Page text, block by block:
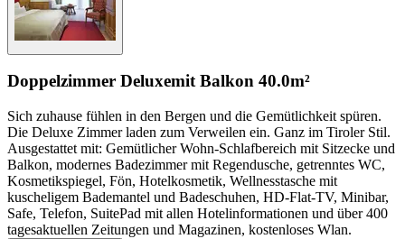
Doppelzimmer Deluxemit Balkon 40.0m²
Sich zuhause fühlen in den Bergen und die Gemütlichkeit spüren.
Die Deluxe Zimmer laden zum Verweilen ein. Ganz im Tiroler Stil.
Ausgestattet mit: Gemütlicher Wohn-Schlafbereich mit Sitzecke und
Balkon, modernes Badezimmer mit Regendusche, getrenntes WC,
Kosmetikspiegel, Fön, Hotelkosmetik, Wellnesstasche mit
kuscheligem Bademantel und Badeschuhen, HD-Flat-TV, Minibar,
Safe, Telefon, SuitePad mit allen Hotelinformationen und über 400
tagesaktuellen Zeitungen und Magazinen, kostenloses Wlan.